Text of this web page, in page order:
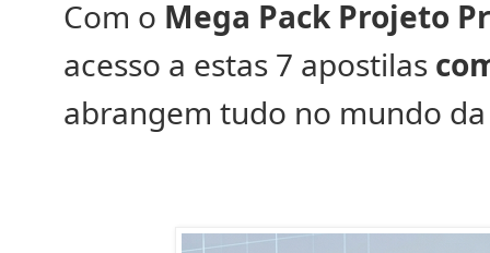
Com o Mega Pack Projeto
acesso a estas 7 apostilas
abrangem tudo no mundo